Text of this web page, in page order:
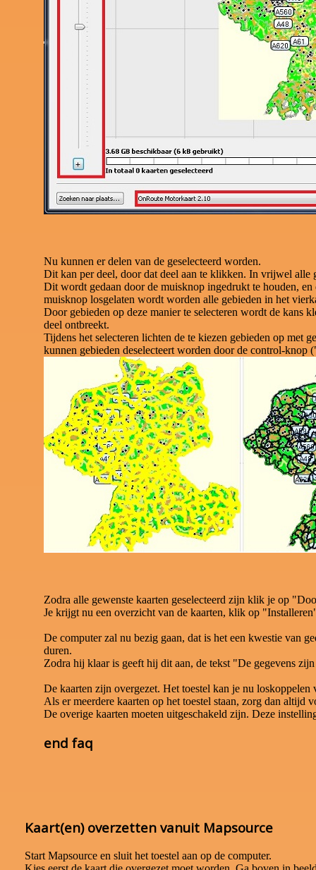
Nu kunnen er delen van de geselecteerd worden.
Dit kan per deel, door dat deel aan te klikken. In vrijwel alle
Dit wordt gedaan door de muisknop ingedrukt te houden,
muisknop losgelaten wordt worden alle gebieden in het
Door gebieden op deze manier te selecteren wordt de kans
deel ontbreekt.
Tijdens het selecteren lichten de te kiezen gebieden op met
kunnen gebieden deselecteert worden door de control-
Zodra alle gewenste kaarten geselecteerd zijn klik je op
Je krijgt nu een overzicht van de kaarten, klik op
De computer zal nu bezig gaan, dat is het een kwestie van
duren.
Zodra hij klaar is geeft hij dit aan, de tekst "De gegevens
De kaarten zijn overgezet. Het toestel kan je nu loskoppelen
Als er meerdere kaarten op het toestel staan, zorg dan altijd
De overige kaarten moeten uitgeschakeld zijn. Deze
end faq
Kaart(en) overzetten vanuit Mapsource
Start Mapsource en sluit het toestel aan op de computer.